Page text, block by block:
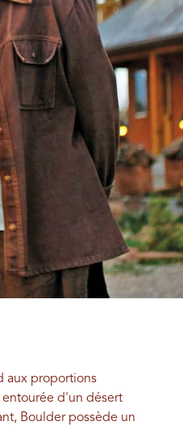
aux proportions
d'un désert
Boulder possède un